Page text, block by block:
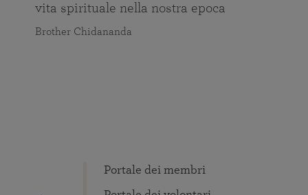
vita spirituale nella nostra epoca
Brother Chidananda
Portale dei membri